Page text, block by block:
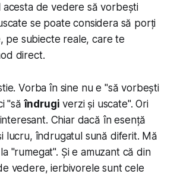
acesta de vedere să vorbești
se poate considera să porți
pe subiecte reale, care te
direct.
Vorba în sine nu e "să vorbești
"săîndrugi verzi și uscate". Ori
Chiar dacă în esență
lucru, îndrugatul sună diferit. Mă
"rumegat". Și e amuzant că din
vedere, ierbivorele sunt cele